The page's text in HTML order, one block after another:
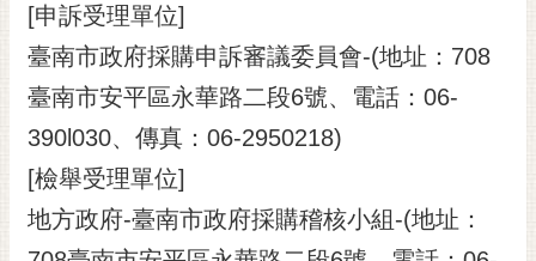
[申訴受理單位]
臺南市政府採購申訴審議委員會-(地址：708
臺南市安平區永華路二段6號、電話：06-
390l030、傳真：06-2950218)
[檢舉受理單位]
地方政府-臺南市政府採購稽核小組-(地址：